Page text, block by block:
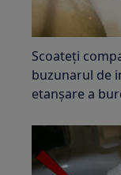
Scoateți
buzunarul de
etanșare a